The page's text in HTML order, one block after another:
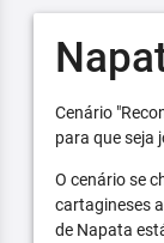
Cenário
para que seja
O cenário se
cartagineses
de Napata